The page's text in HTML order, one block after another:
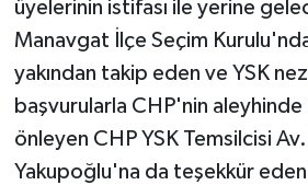
üyelerinin istifası ile yerine
Manavgat İlçe Seçim
yakından takip eden ve YSK
başvurularla CHP'nin
önleyen CHP YSK Temsilcisi
Yakupoğlu'na da teşekkür